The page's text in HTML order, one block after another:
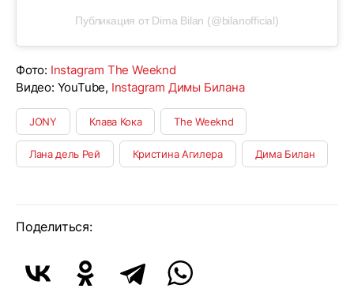
Публикация от Dima Bilan (@bilanofficial)
Фото: Instagram The Weeknd
Видео: YouTube, Instagram Димы Билана
JONY Клава Кока The Weeknd
Лана дель Рей Кристина Агилера Дима Билан
Поделиться: